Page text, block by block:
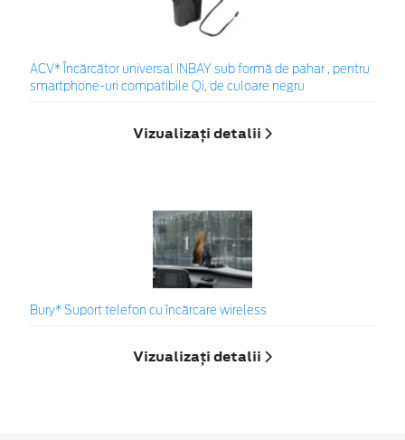
ACV* Încărcător universal INBAY sub formă de pahar , pentru
smartphone-uri compatibile Qi, de culoare negru
Vizualizați detalii
Bury* Suport telefon cu încărcare wireless
Vizualizați detalii